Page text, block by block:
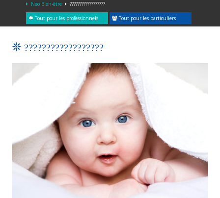
Neo Bien-être ??????????????????
Tout pour les professionnels Tout pour les particuliers
??????????????????